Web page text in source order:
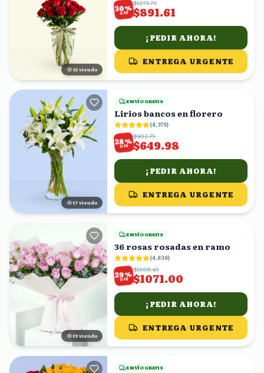
21 viendo
30%
OFF
$1273.73
$891.61
¡PEDIR AHORA!
ENTREGA URGENTE
17 viendo
ENVÍO GRATIS
Lirios bancos en florero
(4,379)
28%
OFF
$902.75
$649.98
¡PEDIR AHORA!
ENTREGA URGENTE
19 viendo
ENVÍO GRATIS
36 rosas rosadas en ramo
(4,636)
29%
OFF
$1508.45
$1071.00
¡PEDIR AHORA!
ENTREGA URGENTE
ENVÍO GRATIS